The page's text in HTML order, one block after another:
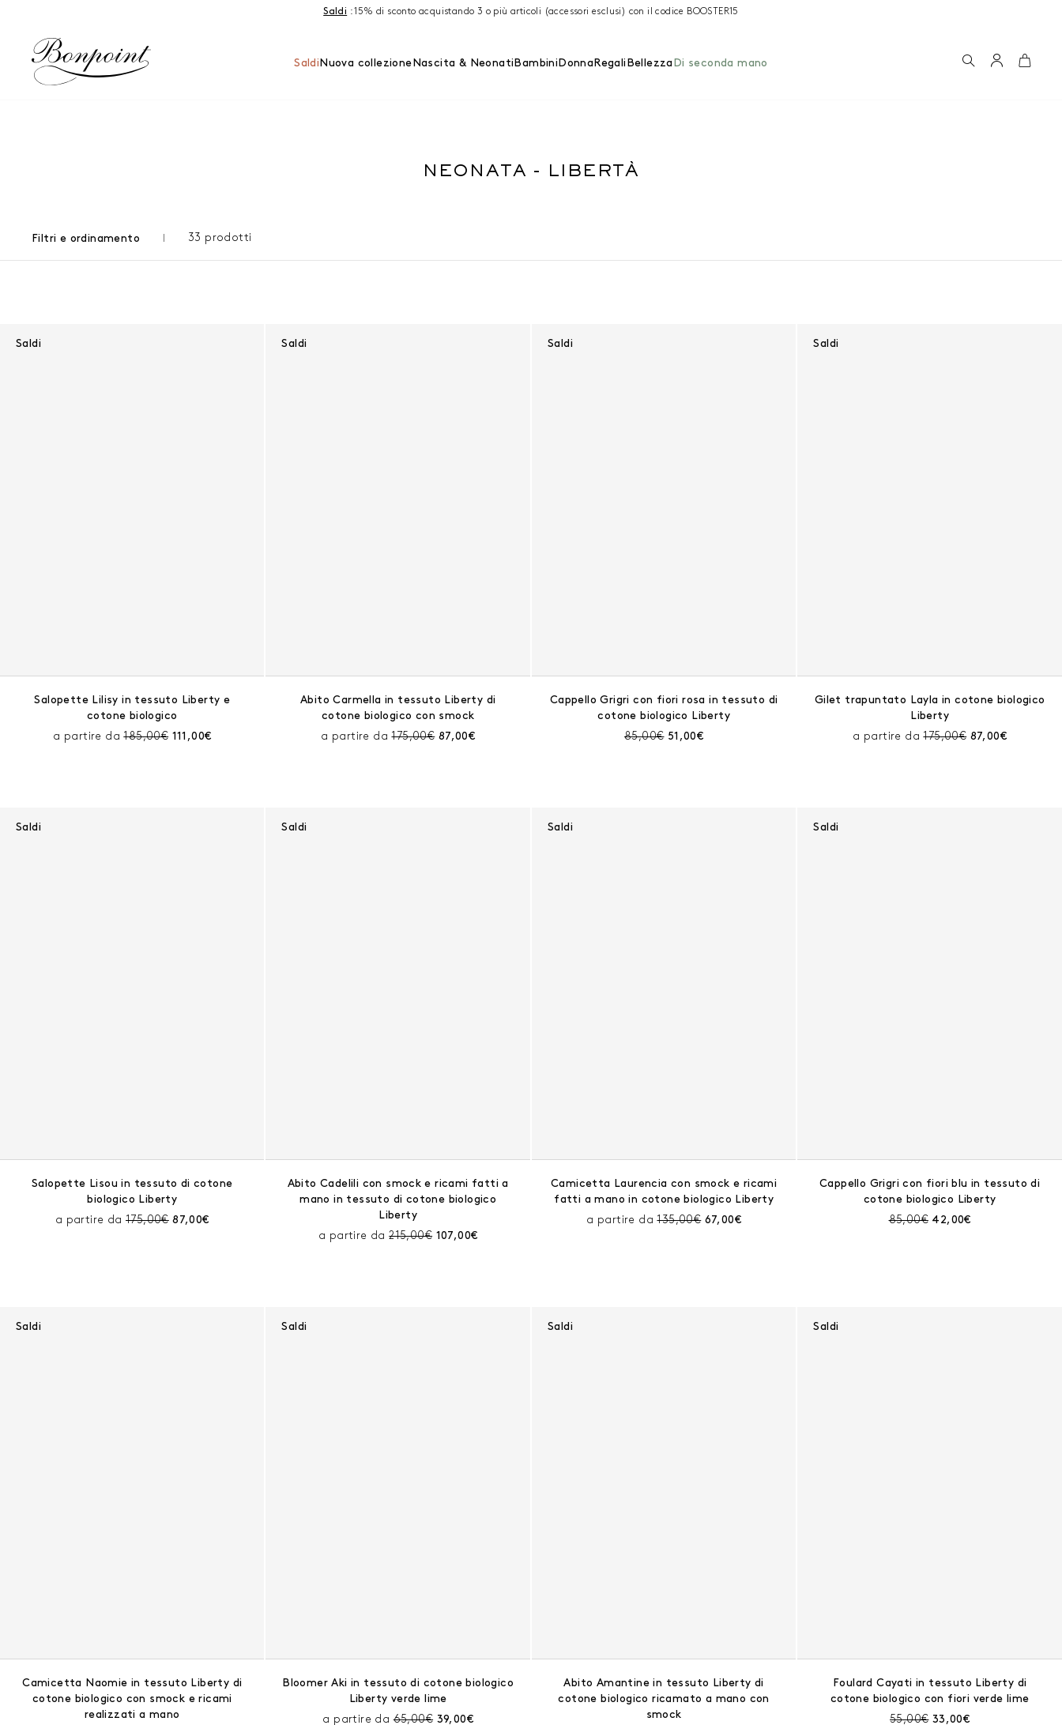
Saldi : 15% di sconto acquistando 3 o più articoli (accessori esclusi) con il codice BOOSTER15
Saldi Nuova collezione Nascita & Neonati Bambini Donna Regali Bellezza Di seconda mano RicercaAccount
NEONATA - LIBERTÀ
Filtri e ordinamento 33 prodotti
Saldi
Salopette Lilisy in tessuto Liberty e
cotone biologico
a partire daPrezzo prima dello sconto:
185,00€ Prezzo corrente:
111,00€
Saldi
Abito Carmella in tessuto Liberty di
cotone biologico con smock
a partire daPrezzo prima dello sconto:
175,00€ Prezzo corrente:
87,00€
Saldi
Cappello Grigri con fiori rosa in tessuto di
cotone biologico Liberty
Prezzo prima dello sconto:
85,00€ Prezzo corrente:
51,00€
Saldi
Gilet trapuntato Layla in cotone biologico
Liberty
a partire daPrezzo prima dello
175,00€ Prezzo
87,00€
Saldi
Salopette Lisou in tessuto di cotone
biologico Liberty
a partire daPrezzo prima dello sconto:
175,00€ Prezzo corrente:
87,00€
Saldi
Abito Cadelili con smock e ricami fatti a
mano in tessuto di cotone biologico
Liberty
a partire daPrezzo prima dello sconto:
215,00€ Prezzo corrente:
107,00€
Saldi
Camicetta Laurencia con smock e ricami
fatti a mano in cotone biologico Liberty
a partire daPrezzo prima dello sconto:
135,00€ Prezzo corrente:
67,00€
Saldi
Cappello Grigri con fiori blu in tessuto di
cotone biologico Liberty
Prezzo prima dello sconto:
85,00€ Prezzo corrente:
42,00€
Saldi
Camicetta Naomie in tessuto Liberty di
cotone biologico con smock e ricami
realizzati a mano
Saldi
Bloomer Aki in tessuto di cotone biologico
Liberty verde lime
a partire daPrezzo prima dello sconto:
65,00€ Prezzo corrente:
39,00€
Saldi
Abito Amantine in tessuto Liberty di
cotone biologico ricamato a mano con
smock
Saldi
Foulard Cayati in tessuto Liberty di
cotone biologico con fiori verde lime
Prezzo prima dello sconto:
55,00€ Prezzo corrente:
33,00€